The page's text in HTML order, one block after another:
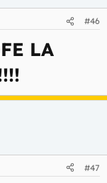
#46
LA
#47